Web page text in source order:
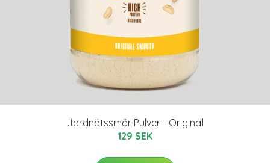
Jordnötssmör Pulver - Original
129 SEK